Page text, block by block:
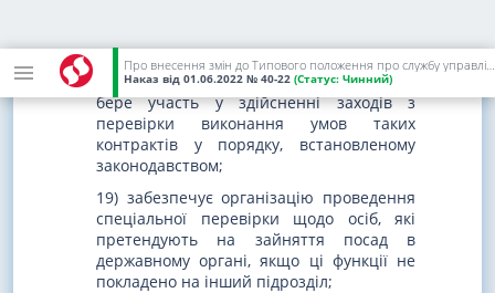
Про внесення змін до Типового положення про службу управління персоналом державного органу
Наказ від 01.06.2022 № 40-22 (Статус: Чинний)
служби та контрактів з керівниками
підпорядкованих організацій, а також
бере участь у здійсненні заходів з
перевірки виконання умов таких
контрактів у порядку, встановленому
законодавством;
19) забезпечує організацію проведення
спеціальної перевірки щодо осіб, які
претендують на зайняття посад в
державному органі, якщо ці функції не
покладено на інший підрозділ;